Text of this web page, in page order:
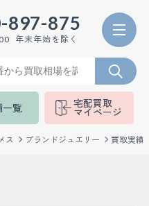
897-875
年末年始を除く
一覧 宅配買取
マイページ
ス ブランドジュエリー 買取実績